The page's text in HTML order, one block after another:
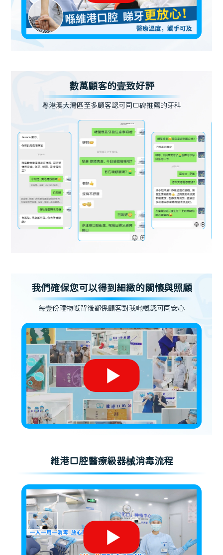
數萬顧客的壹致好評
粵港澳大灣區至多顧客認可同口碑推薦的牙科
我們確保您可以得到細緻的關懷與照顧
每壹份禮物嘅背後都係顧客對我哋嘅認可同安心
維港口腔醫療級器械消毒流程